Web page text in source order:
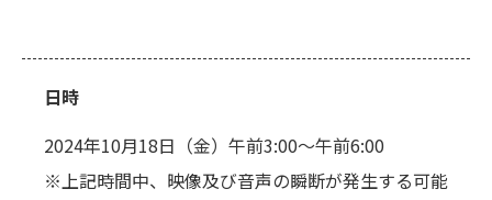
日時
2024年10月18日（金）午前3:00～午前6:00
※上記時間中、映像及び音声の瞬断が発生する可能